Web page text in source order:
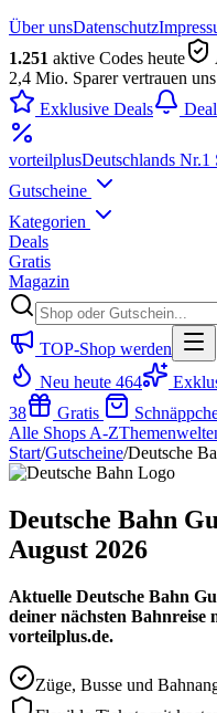
Über unsDatenschutz
1.251 aktive Codes heute
2,4 Mio. Sparer vertrauen uns
Exklusive Deals
vorteilplusDeutschlands Nr.1
Gutscheine
Kategorien
Deals
Gratis
Magazin
TOP-Shop werden
Neu heute 464
38
Gratis
Alle Shops A-Z
Start/Gutscheine/Deutsche
Deutsche Bahn
August 2026
Aktuelle Deutsche Bahn
deiner nächsten Bahnreise
vorteilplus.de.
Züge, Busse und